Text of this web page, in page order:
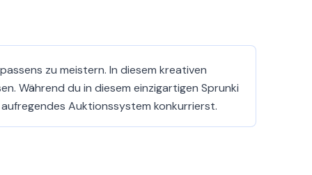
zu meistern. In diesem kreativen
Während du in diesem einzigartigen Sprunki
Auktionssystem konkurrierst.